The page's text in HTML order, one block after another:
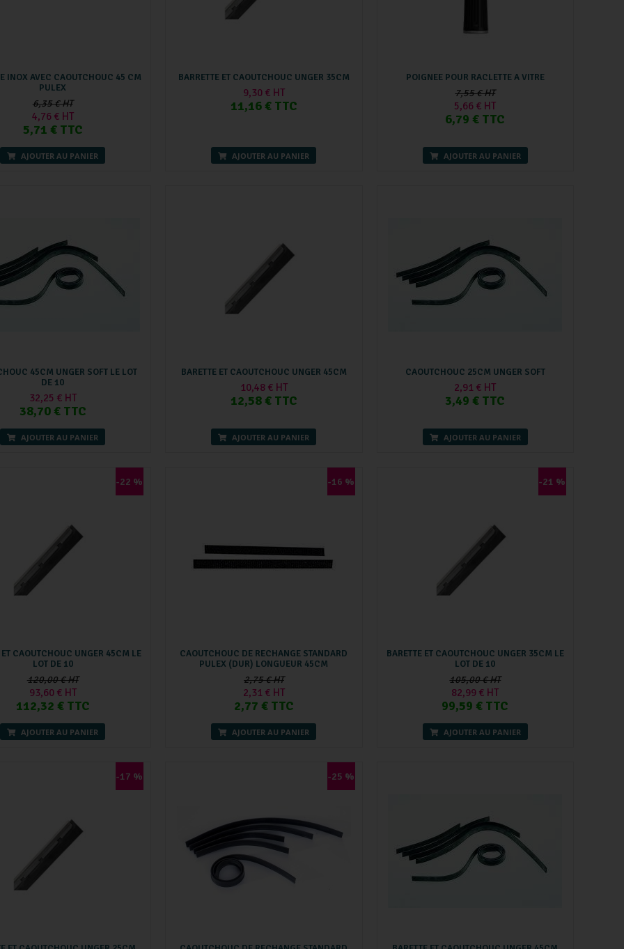
INOX AVEC CAOUTCHOUC 45 CM
PULEX
6,35 € HT
4,76 € HT
5,71 € TTC
AJOUTER AU PANIER
BARRETTE ET CAOUTCHOUC UNGER 35CM
9,30 € HT
11,16 € TTC
AJOUTER AU PANIER
POIGNEE POUR RACLETTE A VITRE
7,55 € HT
5,66 € HT
6,79 € TTC
AJOUTER AU PANIER
45CM UNGER SOFT LE LOT
DE 10
32,25 € HT
38,70 € TTC
AJOUTER AU PANIER
BARETTE ET CAOUTCHOUC UNGER 45CM
10,48 € HT
12,58 € TTC
AJOUTER AU PANIER
CAOUTCHOUC 25CM UNGER SOFT
2,91 € HT
3,49 € TTC
AJOUTER AU PANIER
-22 %
ET CAOUTCHOUC UNGER 45CM LE
LOT DE 10
120,00 € HT
93,60 € HT
112,32 € TTC
AJOUTER AU PANIER
-16 %
CAOUTCHOUC DE RECHANGE STANDARD
PULEX (DUR) LONGUEUR 45CM
2,75 € HT
2,31 € HT
2,77 € TTC
AJOUTER AU PANIER
-21 %
BARETTE ET CAOUTCHOUC UNGER 35CM LE
LOT DE 10
105,00 € HT
82,99 € HT
99,59 € TTC
AJOUTER AU PANIER
-17 % -25 %